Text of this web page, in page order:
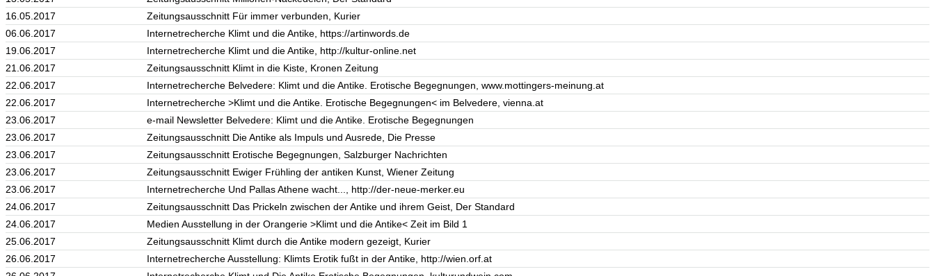
16.05.2017
Zeitungsausschnitt Für immer verbunden, Kurier
06.06.2017
Internetrecherche Klimt und die Antike, https://artinwords.de
19.06.2017
Internetrecherche Klimt und die Antike, http://kultur-online.net
21.06.2017
Zeitungsausschnitt Klimt in die Kiste, Kronen Zeitung
22.06.2017
Internetrecherche Belvedere: Klimt und die Antike. Erotische Begegnungen, www.mottingers-meinung.at
22.06.2017
Internetrecherche >Klimt und die Antike. Erotische Begegnungen< im Belvedere, vienna.at
23.06.2017
e-mail Newsletter Belvedere: Klimt und die Antike. Erotische Begegnungen
23.06.2017
Zeitungsausschnitt Die Antike als Impuls und Ausrede, Die Presse
23.06.2017
Zeitungsausschnitt Erotische Begegnungen, Salzburger Nachrichten
23.06.2017
Zeitungsausschnitt Ewiger Frühling der antiken Kunst, Wiener Zeitung
23.06.2017
Internetrecherche Und Pallas Athene wacht..., http://der-neue-merker.eu
24.06.2017
Zeitungsausschnitt Das Prickeln zwischen der Antike und ihrem Geist, Der Standard
24.06.2017
Medien Ausstellung in der Orangerie >Klimt und die Antike< Zeit im Bild 1
25.06.2017
Zeitungsausschnitt Klimt durch die Antike modern gezeigt, Kurier
26.06.2017
Internetrecherche Ausstellung: Klimts Erotik fußt in der Antike, http://wien.orf.at